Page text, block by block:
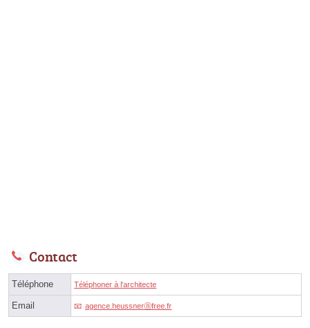
Contact
Téléphone Téléphoner à l'architecte
Email agence.heussnerⓐfree.fr